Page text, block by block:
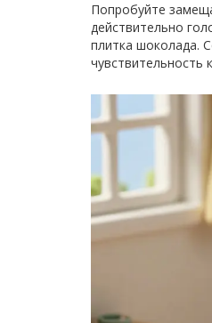
Попробуйте
действительно
плитка шоколада.
чувствительность